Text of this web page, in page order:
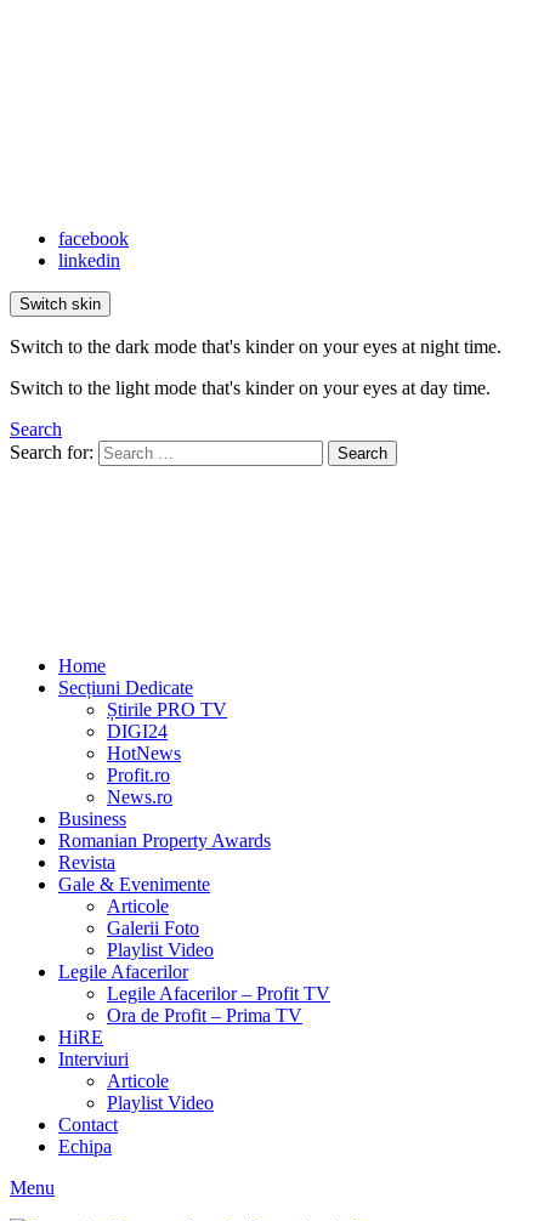
facebook
linkedin
Switch skin
Switch to the dark mode that's kinder on your eyes at night time.
Switch to the light mode that's kinder on your eyes at day time.
Search
Search for:
Search
Home
Secțiuni Dedicate
Știrile PRO TV
DIGI24
HotNews
Profit.ro
News.ro
Business
Romanian Property Awards
Revista
Gale & Evenimente
Articole
Galerii Foto
Playlist Video
Legile Afacerilor
Legile Afacerilor – Profit TV
Ora de Profit – Prima TV
HiRE
Interviuri
Articole
Playlist Video
Contact
Echipa
Menu